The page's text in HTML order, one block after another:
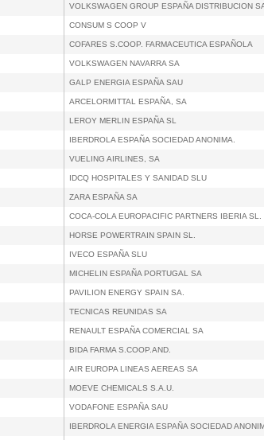
VOLKSWAGEN GROUP ESPAÑA DISTRIBUCION
CONSUM S COOP V
COFARES S.COOP. FARMACEUTICA ESPAÑOLA
VOLKSWAGEN NAVARRA SA
GALP ENERGIA ESPAÑA SAU
ARCELORMITTAL ESPAÑA, SA
LEROY MERLIN ESPAÑA SL
IBERDROLA ESPAÑA SOCIEDAD ANONIMA.
VUELING AIRLINES, SA
IDCQ HOSPITALES Y SANIDAD SLU
ZARA ESPAÑA SA
COCA-COLA EUROPACIFIC PARTNERS IBERIA SL.
HORSE POWERTRAIN SPAIN SL.
IVECO ESPAÑA SLU
MICHELIN ESPAÑA PORTUGAL SA
PAVILION ENERGY SPAIN SA.
TECNICAS REUNIDAS SA
RENAULT ESPAÑA COMERCIAL SA
BIDA FARMA S.COOP.AND.
AIR EUROPA LINEAS AEREAS SA
MOEVE CHEMICALS S.A.U.
VODAFONE ESPAÑA SAU
IBERDROLA ENERGIA ESPAÑA SOCIEDAD